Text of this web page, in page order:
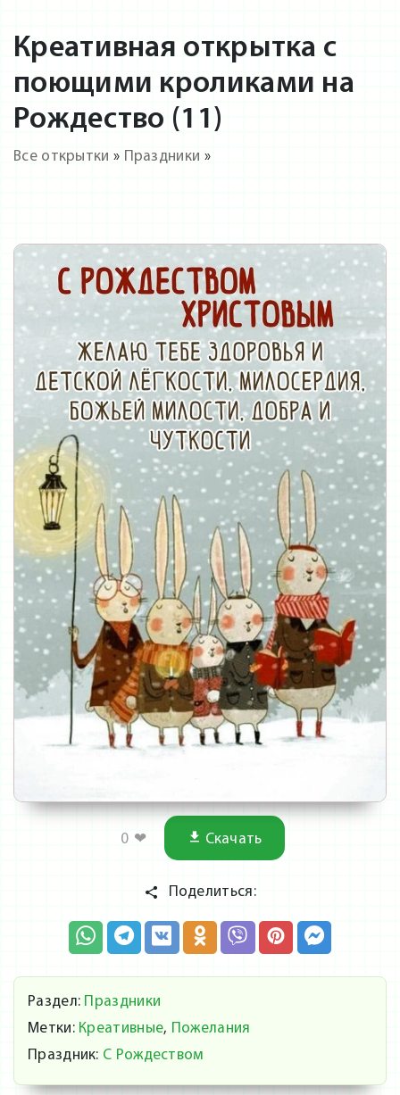
Креативная открытка с
поющими кроликами на
Рождество (11)
Все открытки » Праздники »
0 ❤ Скачать
Поделиться:
Раздел: Праздники
Метки: Креативные, Пожелания
Праздник: С Рождеством